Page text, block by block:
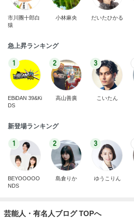
市川團十郎白
猿
小林麻央 だいたひかる
急上昇ランキング
1
EBiDAN 39&Ki
DS
2
高山善廣
3
こいたん
新登場ランキング
1
BEYOOOOO
NDS
2
島倉りか
3
ゆうこりん
芸能人・有名人ブログ TOPへ